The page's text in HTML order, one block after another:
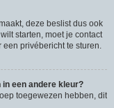
deze beslist dus ook
starten, moet je contact
privébericht te sturen.
een andere kleur?
toegewezen hebben, dit